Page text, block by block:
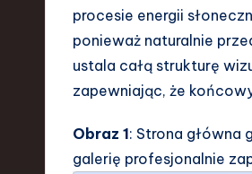
procesie energii
ponieważ naturalnie
ustala całą strukturę
zapewniając, że
Obraz 1: Strona główna
galerię profesjonalnie